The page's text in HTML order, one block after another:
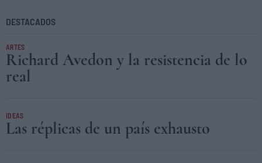
DESTACADOS
ARTES
Richard Avedon y la resistencia de lo
real
IDEAS
Las réplicas de un país exhausto